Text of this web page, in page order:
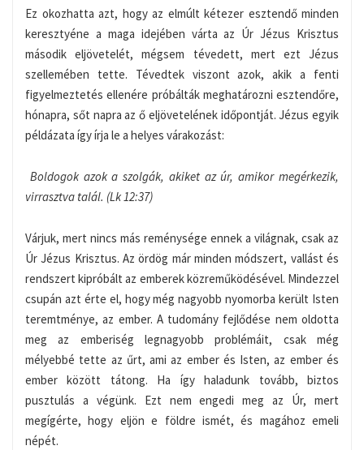
Ez okozhatta azt, hogy az elmúlt kétezer esztendő minden
keresztyéne a maga idejében várta az Úr Jézus Krisztus
második eljövetelét, mégsem tévedett, mert ezt Jézus
szellemében tette. Tévedtek viszont azok, akik a fenti
figyelmeztetés ellenére próbálták meghatározni esztendőre,
hónapra, sőt napra az ő eljövetelének időpontját. Jézus egyik
példázata így írja le a helyes várakozást:
Boldogok azok a szolgák, akiket az úr, amikor megérkezik,
virrasztva talál. (Lk 12:37)
Várjuk, mert nincs más reménysége ennek a világnak, csak az
Úr Jézus Krisztus. Az ördög már minden módszert, vallást és
rendszert kipróbált az emberek közreműködésével. Mindezzel
csupán azt érte el, hogy még nagyobb nyomorba került Isten
teremtménye, az ember. A tudomány fejlődése nem oldotta
meg az emberiség legnagyobb problémáit, csak még
mélyebbé tette az űrt, ami az ember és Isten, az ember és
ember között tátong. Ha így haladunk tovább, biztos
pusztulás a végünk. Ezt nem engedi meg az Úr, mert
megígérte, hogy eljön e földre ismét, és magához emeli
népét.